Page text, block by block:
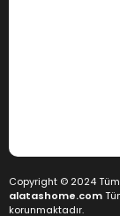
Copyright © 2024 Tüm
alatashome.com
korunmaktadır.